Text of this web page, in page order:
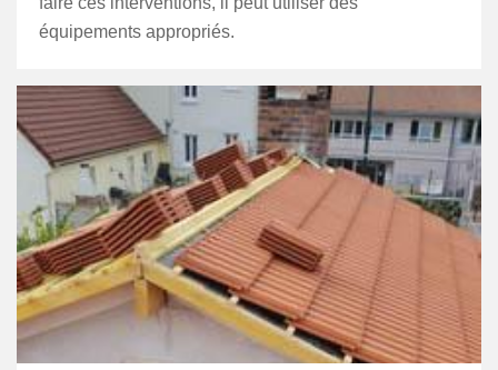
équipements appropriés.